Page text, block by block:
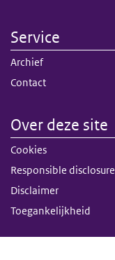
Service
Archief
Contact
Over deze site
Cookies
Responsible disclosure
Disclaimer
Toegankelijkheid